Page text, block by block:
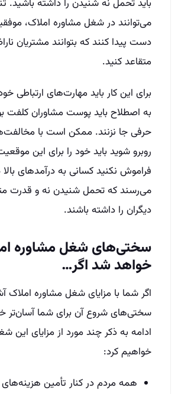
باید تحمل نه شنیدن را داشته باشید.
می‌توانند در شغل مشاوره املاک،
دست پیدا کنند که بتوانند مشتریان
متقاعد کنید.
برای این کار باید مهارت‌های ارتباطی
به اصطلاح باید پوست مشاوران کلفت
حرفی جا نزنند. ممکن است با
روبرو شوید باید خود را برای این
فراموش نکنید کسانی به درآمدهای
می‌رسند که تحمل شنیدن نه و قدرت
دیگران را داشته باشند.
سختی‌های شغل مشاوره
خواهد شد اگر…
اگر شما با مزایای شغل مشاوره املاک
سختی‌های شروع آن برای شما آسان‌تر
ادامه به ذکر چند مورد از مزایای این
خواهیم کرد:
همه مردم در کنار تأمین